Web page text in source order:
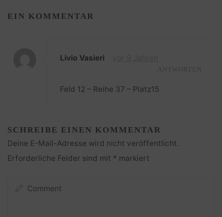
EIN KOMMENTAR
Livio Vasieri
Feld 12 – Reihe 37 – Platz15
SCHREIBE EINEN KOMMENTAR
Deine E-Mail-Adresse wird nicht veröffentlicht.
Erforderliche Felder sind mit * markiert